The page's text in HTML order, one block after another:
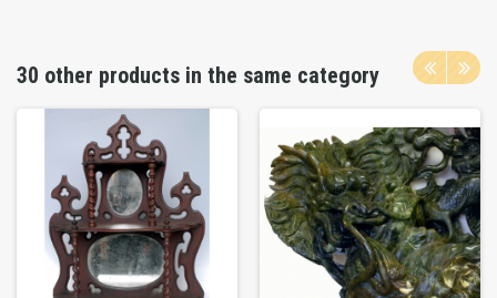
30 other products in the same category